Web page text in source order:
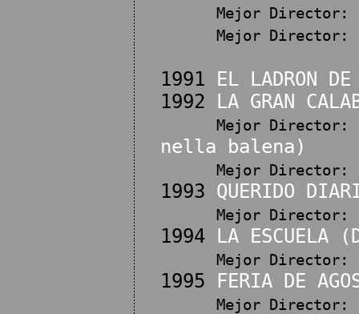
Mejor Director:
Mejor Director:
1991
EL LADRON
1992
LA GRAN
Mejor Director:
nella balena)
Mejor Director:
1993 QUERIDO
Mejor Director:
1994 LA
Mejor Director:
1995 FERIA DE
Mejor Director: